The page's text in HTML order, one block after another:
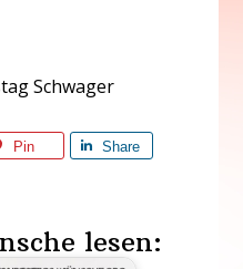
Schwager
Pin Share
lesen: